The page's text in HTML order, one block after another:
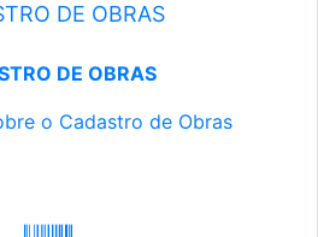
DE OBRAS
DE OBRAS
o Cadastro de Obras